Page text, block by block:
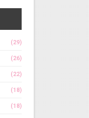
(29)
(26)
(22)
(18)
(18)